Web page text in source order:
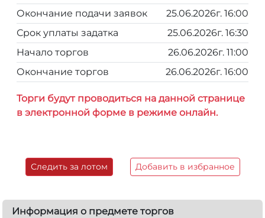
Окончание подачи заявок
25.06.2026г. 16:00
Срок уплаты задатка
25.06.2026г. 16:30
Начало торгов
26.06.2026г. 11:00
Окончание торгов
26.06.2026г. 16:00
Торги будут проводиться на данной странице
в электронной форме в режиме онлайн.
Следить за лотом Добавить в избранное
Информация о предмете торгов